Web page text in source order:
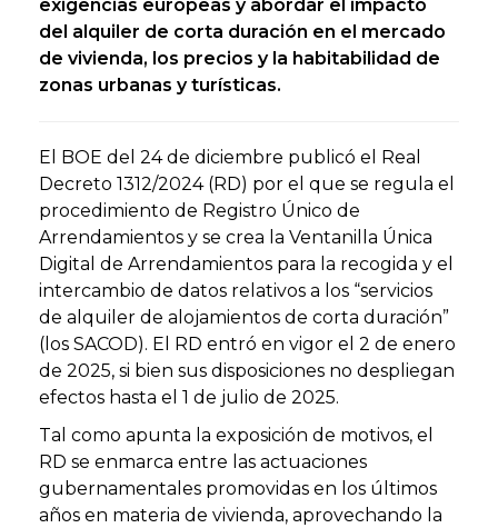
exigencias europeas y abordar el impacto
del alquiler de corta duración en el mercado
de vivienda, los precios y la habitabilidad de
zonas urbanas y turísticas.
El BOE del 24 de diciembre publicó el Real
Decreto 1312/2024 (RD) por el que se regula el
procedimiento de Registro Único de
Arrendamientos y se crea la Ventanilla Única
Digital de Arrendamientos para la recogida y el
intercambio de datos relativos a los “servicios
de alquiler de alojamientos de corta duración”
(los SACOD). El RD entró en vigor el 2 de enero
de 2025, si bien sus disposiciones no despliegan
efectos hasta el 1 de julio de 2025.
Tal como apunta la exposición de motivos, el
RD se enmarca entre las actuaciones
gubernamentales promovidas en los últimos
años en materia de vivienda, aprovechando la